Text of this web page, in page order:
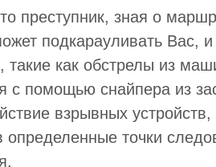
преступник, зная о
подкарауливать Вас,
такие как обстрелы из
с помощью снайпера из
взрывных устройств,
определенные точки